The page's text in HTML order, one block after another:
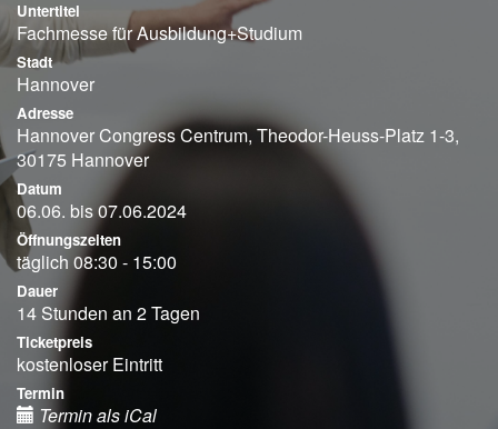
Untertitel
Fachmesse für Ausbildung+Studium
Stadt
Hannover
Adresse
Hannover Congress Centrum, Theodor-Heuss-Platz 1-3,
30175 Hannover
Datum
06.06. bis 07.06.2024
Öffnungszeiten
täglich 08:30 - 15:00
Dauer
14 Stunden an 2 Tagen
Ticketpreis
kostenloser Eintritt
Termin
Termin als iCal